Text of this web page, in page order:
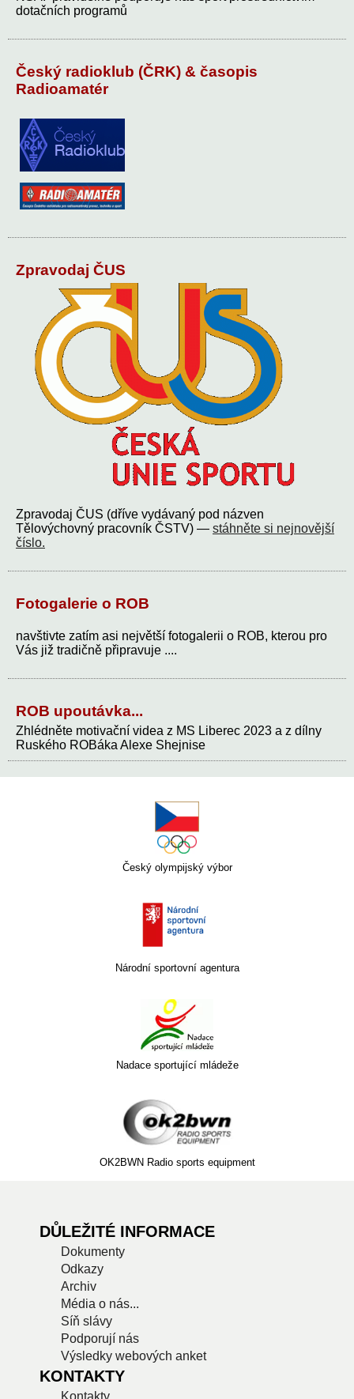
dotačních programů
Český radioklub (ČRK) & časopis
Radioamatér
Zpravodaj ČUS
Zpravodaj ČUS (dříve vydávaný pod názven
Tělovýchovný pracovník ČSTV) — stáhněte si nejnovější
číslo.
Fotogalerie o ROB
navštivte zatím asi největší fotogalerii o ROB, kterou pro
Vás již tradičně připravuje ....
ROB upoutávka...
Zhlédněte motivační videa z MS Liberec 2023 a z dílny
Ruského ROBáka Alexe Shejnise
Český olympijský výbor
Národní sportovní agentura
Nadace sportující mládeže
OK2BWN Radio sports equipment
DŮLEŽITÉ INFORMACE
Dokumenty
Odkazy
Archiv
Média o nás...
Síň slávy
Podporují nás
Výsledky webových anket
KONTAKTY